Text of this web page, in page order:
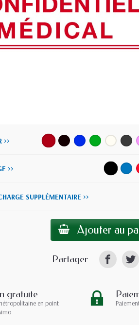
>>
>>
SUPPLÉMENTAIRE >>
Ajouter au
Partager
gratuite
en point